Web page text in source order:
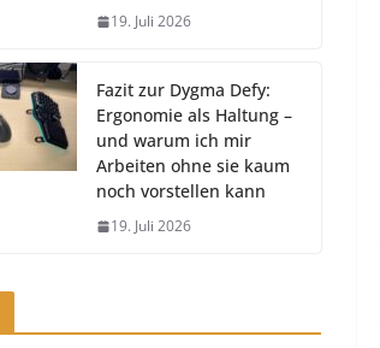
19. Juli 2026
Fazit zur Dygma Defy:
Ergonomie als Haltung –
und warum ich mir
Arbeiten ohne sie kaum
noch vorstellen kann
19. Juli 2026